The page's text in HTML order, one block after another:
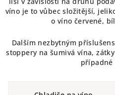
víno je to vůbec složitější,
o víno červené,
Dalším nezbytným
stoppery na šumivá vína,
případné